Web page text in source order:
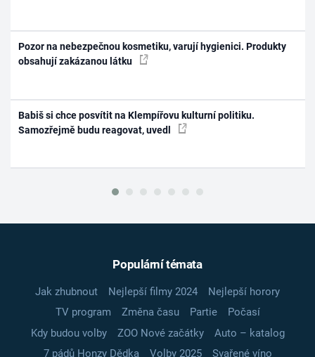
Pozor na nebezpečnou kosmetiku, varují hygienici. Produkty
obsahují zakázanou látku
Babiš si chce posvítit na Klempířovu kulturní politiku.
Samozřejmě budu reagovat, uvedl
Populární témata
Jak zhubnout Nejlepší filmy 2024
Nejlepší horory
TV program
Změna času Partie
Počasí
Kdy budou volby
ZOO Nové začátky
Auto – katalog
7 pádů Honzy Dědka
Volby 2025
Svařené víno